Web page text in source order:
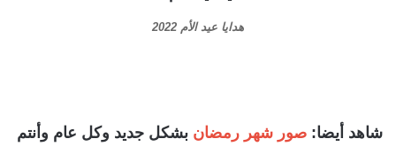
هدايا عيد الأم 2022
شاهد أيضا: صور شهر رمضان بشكل جديد وكل عام وأنتم